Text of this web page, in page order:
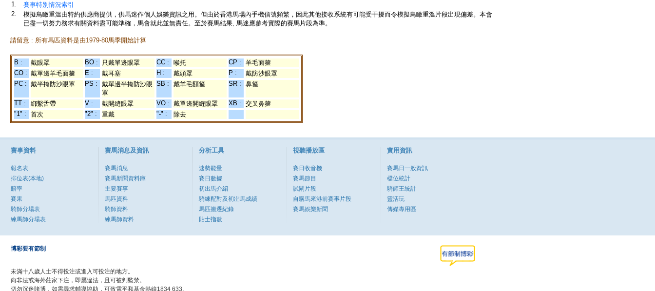
1.
賽事特別情況索引
2.
模擬鳥瞰重溫由特約供應商提供，供馬迷作個人娛樂資訊之用。但由於香港馬場內手機信號頻繁，因此其他接收系統有可能受干擾而令模擬鳥瞰重溫片段出現偏差。本會
已盡一切努力務求有關資料盡可能準確，馬會就此並無責任。至於賽馬結果, 馬迷應參考實際的賽馬片段為準。
請留意 : 所有馬匹資料是由1979-80馬季開始計算
B : 戴眼罩 BO : 只戴單邊眼罩 CC : 喉托 CP :
羊毛面箍
CO : 戴單邊羊毛面箍 E : 戴耳塞 H : 戴頭罩 P :
戴防沙眼罩
PC : 戴半掩防沙眼罩 PS :
戴單邊半掩防沙眼
罩
SB : 戴羊毛額箍 SR : 鼻箍
TT : 綁繫舌帶 V : 戴開縫眼罩 VO : 戴單邊開縫眼罩 XB :
交叉鼻箍
"1" :
首次 "2" : 重戴 "-" : 除去
賽事資料
報名表
排位表(本地)
賠率
賽果
騎師分場表
練馬師分場表
賽馬消息及資訊
賽馬消息
賽馬新聞資料庫
主要賽事
馬匹資料
騎師資料
練馬師資料
分析工具
速勢能量
賽日數據
初出馬介紹
騎練配對及初岀馬成績
馬匹搬遷紀錄
貼士指數
視聽播放區
賽日收音機
賽馬節目
試閘片段
自購馬來港前賽事片段
賽馬娛樂新聞
實用資訊
賽馬日一般資訊
檔位統計
騎師王統計
靈活玩
傳媒專用區
博彩要有節制
未滿十八歲人士不得投注或進入可投注的地方。
向非法或海外莊家下注，即屬違法，且可被判監禁。
切勿沉迷賭博，如需尋求輔導協助，可致電平和基金熱線1834 633。